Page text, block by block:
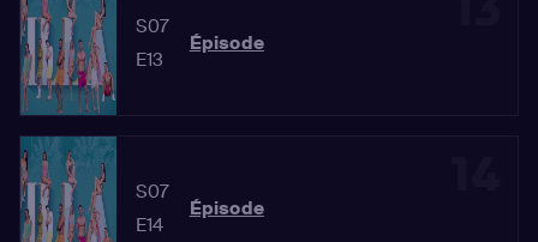
S07
E13
Épisode
S07
E14
Épisode